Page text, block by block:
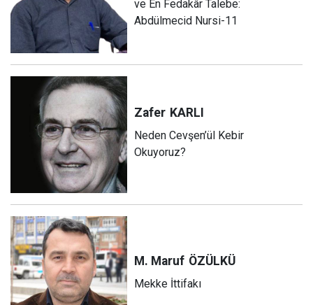
ve En Fedakâr Talebe:
Abdülmecid Nursi-11
Zafer KARLI
Neden Cevşen’ül Kebir
Okuyoruz?
M. Maruf ÖZÜLKÜ
Mekke İttifakı